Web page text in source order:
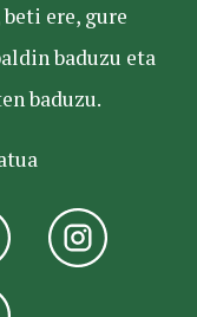
ere, gure
baduzu eta
baduzu.